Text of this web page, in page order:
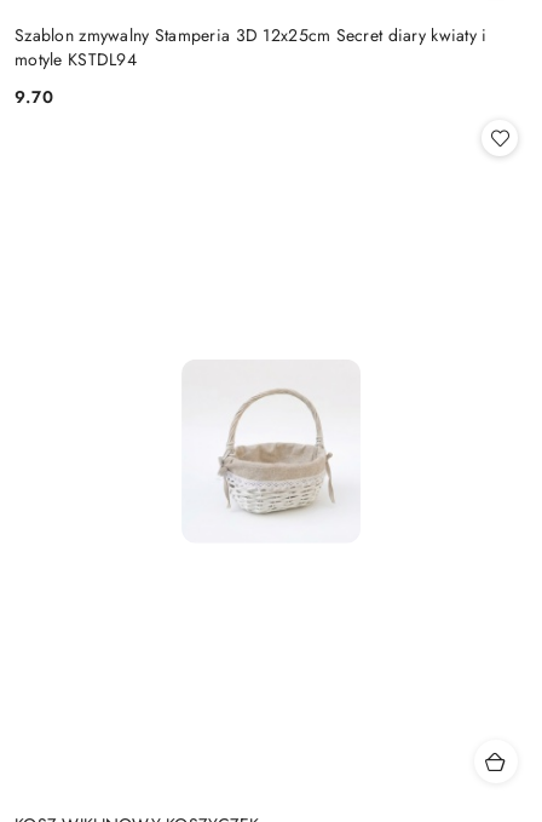
Szablon zmywalny Stamperia 3D 12x25cm Secret diary kwiaty i
motyle KSTDL94
Cena:
9.70